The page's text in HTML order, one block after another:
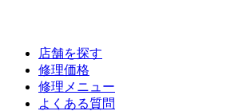
店舗を探す
修理価格
修理メニュー
よくある質問